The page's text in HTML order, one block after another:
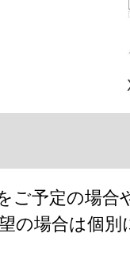
ご予定の場合
の場合は個別